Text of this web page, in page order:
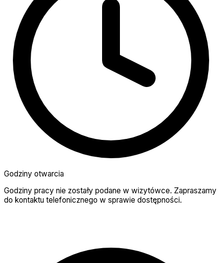
Godziny otwarcia
Godziny pracy nie zostały podane w wizytówce. Zapraszamy
do kontaktu telefonicznego w sprawie dostępności.